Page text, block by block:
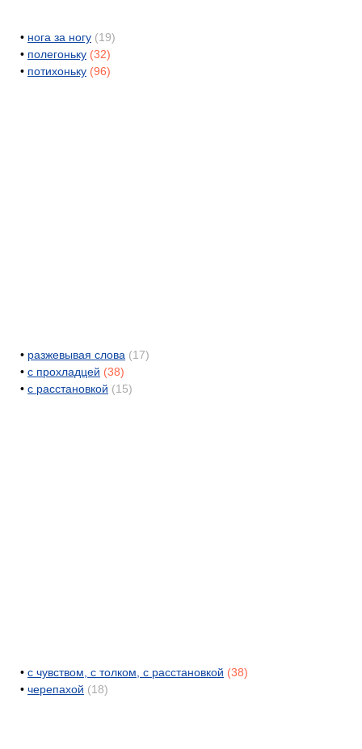
• нога за ногу (19)
• полегоньку (32)
• потихоньку (96)
• разжевывая слова (17)
• с прохладцей (38)
• с расстановкой (15)
• с чувством, с толком, с расстановкой (38)
• черепахой (18)